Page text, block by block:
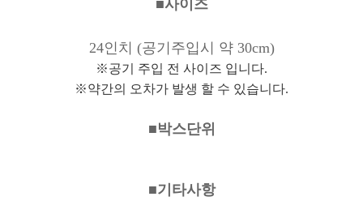
■사이즈
24인치 (공기주입시 약 30cm)
※공기 주입 전 사이즈 입니다.
※약간의 오차가 발생 할 수 있습니다.
■박스단위
■기타사항